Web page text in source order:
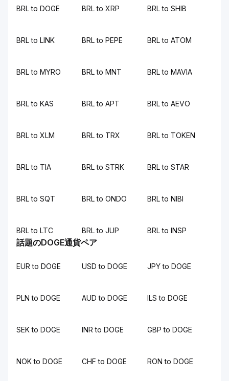
BRL to DOGE BRL to XRP BRL to SHIB
BRL to LINK BRL to PEPE BRL to ATOM
BRL to MYRO BRL to MNT BRL to MAVIA
BRL to KAS BRL to APT BRL to AEVO
BRL to XLM BRL to TRX BRL to TOKEN
BRL to TIA BRL to STRK BRL to STAR
BRL to SQT BRL to ONDO BRL to NIBI
BRL to LTC BRL to JUP BRL to INSP
話題のDOGE通貨ペア
EUR to DOGE USD to DOGE JPY to DOGE
PLN to DOGE AUD to DOGE ILS to DOGE
SEK to DOGE INR to DOGE GBP to DOGE
NOK to DOGE CHF to DOGE RON to DOGE